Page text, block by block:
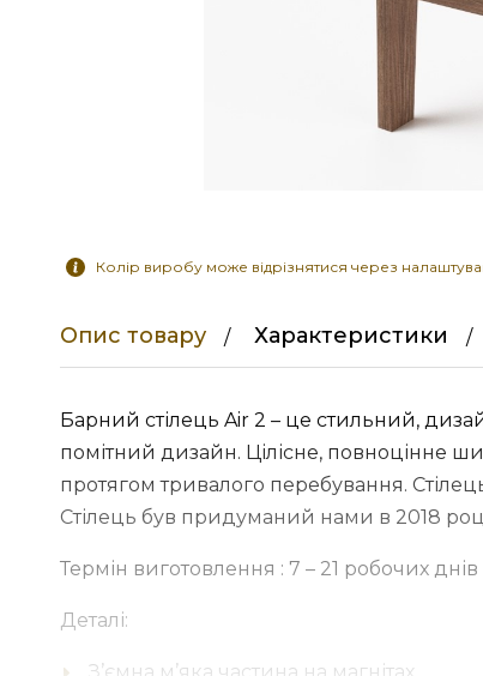
Колір виробу може відрізнятися через
Опис товару Характеристики
Барний стілець Air 2 – це стильний,
помітний дизайн. Цілісне, повноцінне
протягом тривалого перебування.
Стілець був придуманий нами в 2018
Термін виготовлення : 7 – 21 робочих
Деталі: